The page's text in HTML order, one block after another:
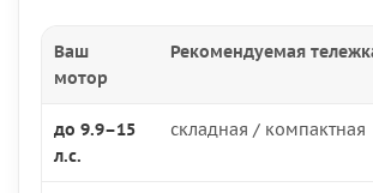
Ваш
мотор
Рекомендуемая
до 9.9–15
л.с.
складная / компактная